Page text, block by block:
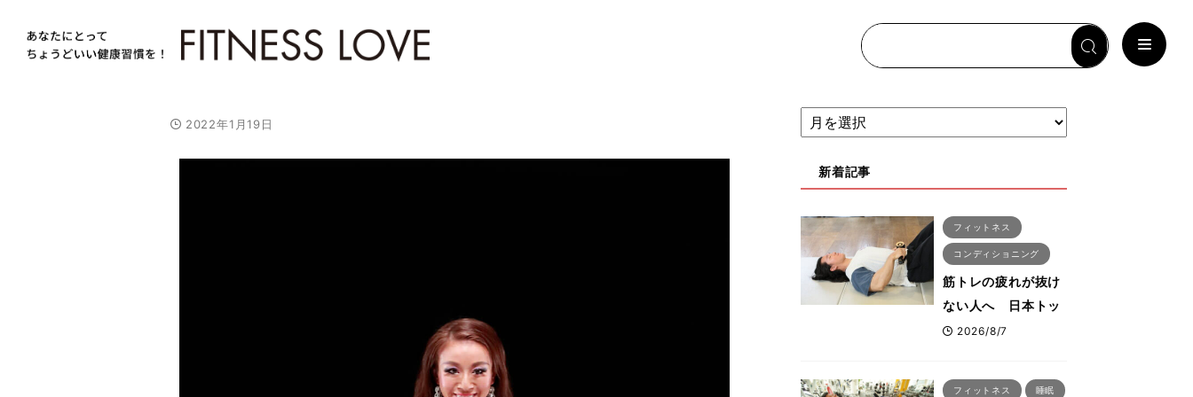
2022年1月19日
新着記事
フィットネス
コンディショニング
筋トレの疲れが抜け
ない人へ 日本トッ
プボディビルダー・
る「回復習慣」
2026/8/7
フィットネス 睡眠